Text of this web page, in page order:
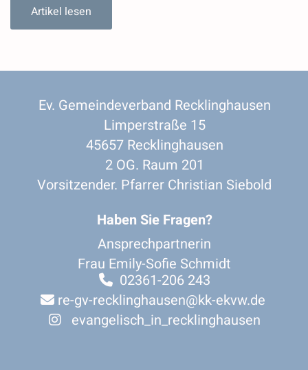
Artikel lesen
Ev. Gemeindeverband Recklinghausen
Limperstraße 15
45657 Recklinghausen
2 OG. Raum 201
Vorsitzender. Pfarrer Christian Siebold
Haben Sie Fragen?
Ansprechpartnerin
Frau Emily-Sofie Schmidt
02361-206 243
re-gv-recklinghausen@kk-ekvw.de
 evangelisch_in_recklinghausen